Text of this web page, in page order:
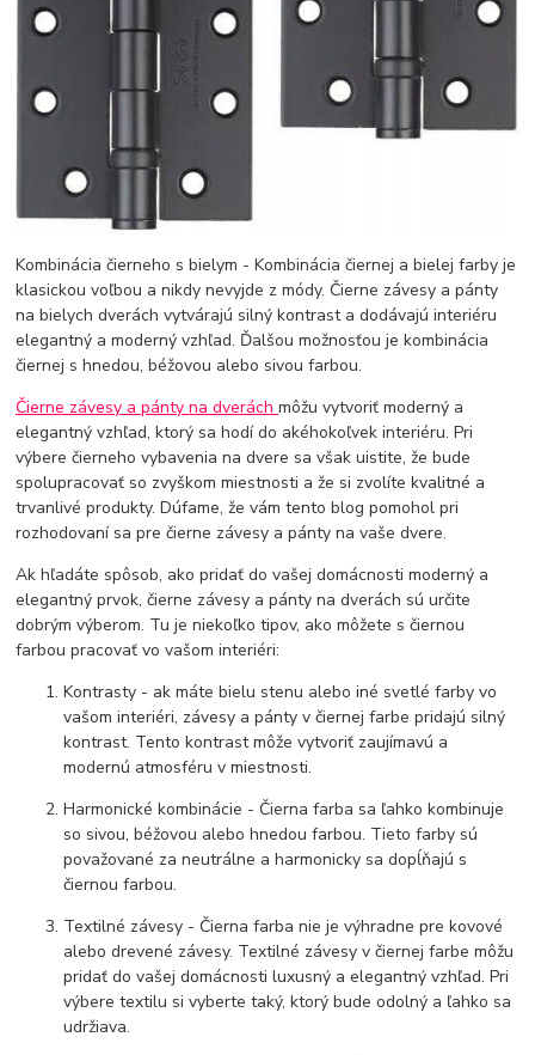
Kombinácia čierneho s bielym - Kombinácia čiernej a bielej farby je
klasickou voľbou a nikdy nevyjde z módy. Čierne závesy a pánty
na bielych dverách vytvárajú silný kontrast a dodávajú interiéru
elegantný a moderný vzhľad. Ďalšou možnosťou je kombinácia
čiernej s hnedou, béžovou alebo sivou farbou.
Čierne závesy a pánty na dveráchmôžu vytvoriť moderný a
elegantný vzhľad, ktorý sa hodí do akéhokoľvek interiéru. Pri
výbere čierneho vybavenia na dvere sa však uistite, že bude
spolupracovať so zvyškom miestnosti a že si zvolíte kvalitné a
trvanlivé produkty. Dúfame, že vám tento blog pomohol pri
rozhodovaní sa pre čierne závesy a pánty na vaše dvere.
Ak hľadáte spôsob, ako pridať do vašej domácnosti moderný a
elegantný prvok, čierne závesy a pánty na dverách sú určite
dobrým výberom. Tu je niekoľko tipov, ako môžete s čiernou
farbou pracovať vo vašom interiéri:
Kontrasty - ak máte bielu stenu alebo iné svetlé farby vo
vašom interiéri, závesy a pánty v čiernej farbe pridajú silný
kontrast. Tento kontrast môže vytvoriť zaujímavú a
modernú atmosféru v miestnosti.
Harmonické kombinácie - Čierna farba sa ľahko kombinuje
so sivou, béžovou alebo hnedou farbou. Tieto farby sú
považované za neutrálne a harmonicky sa dopĺňajú s
čiernou farbou.
Textilné závesy - Čierna farba nie je výhradne pre kovové
alebo drevené závesy. Textilné závesy v čiernej farbe môžu
pridať do vašej domácnosti luxusný a elegantný vzhľad. Pri
výbere textilu si vyberte taký, ktorý bude odolný a ľahko sa
udržiava.